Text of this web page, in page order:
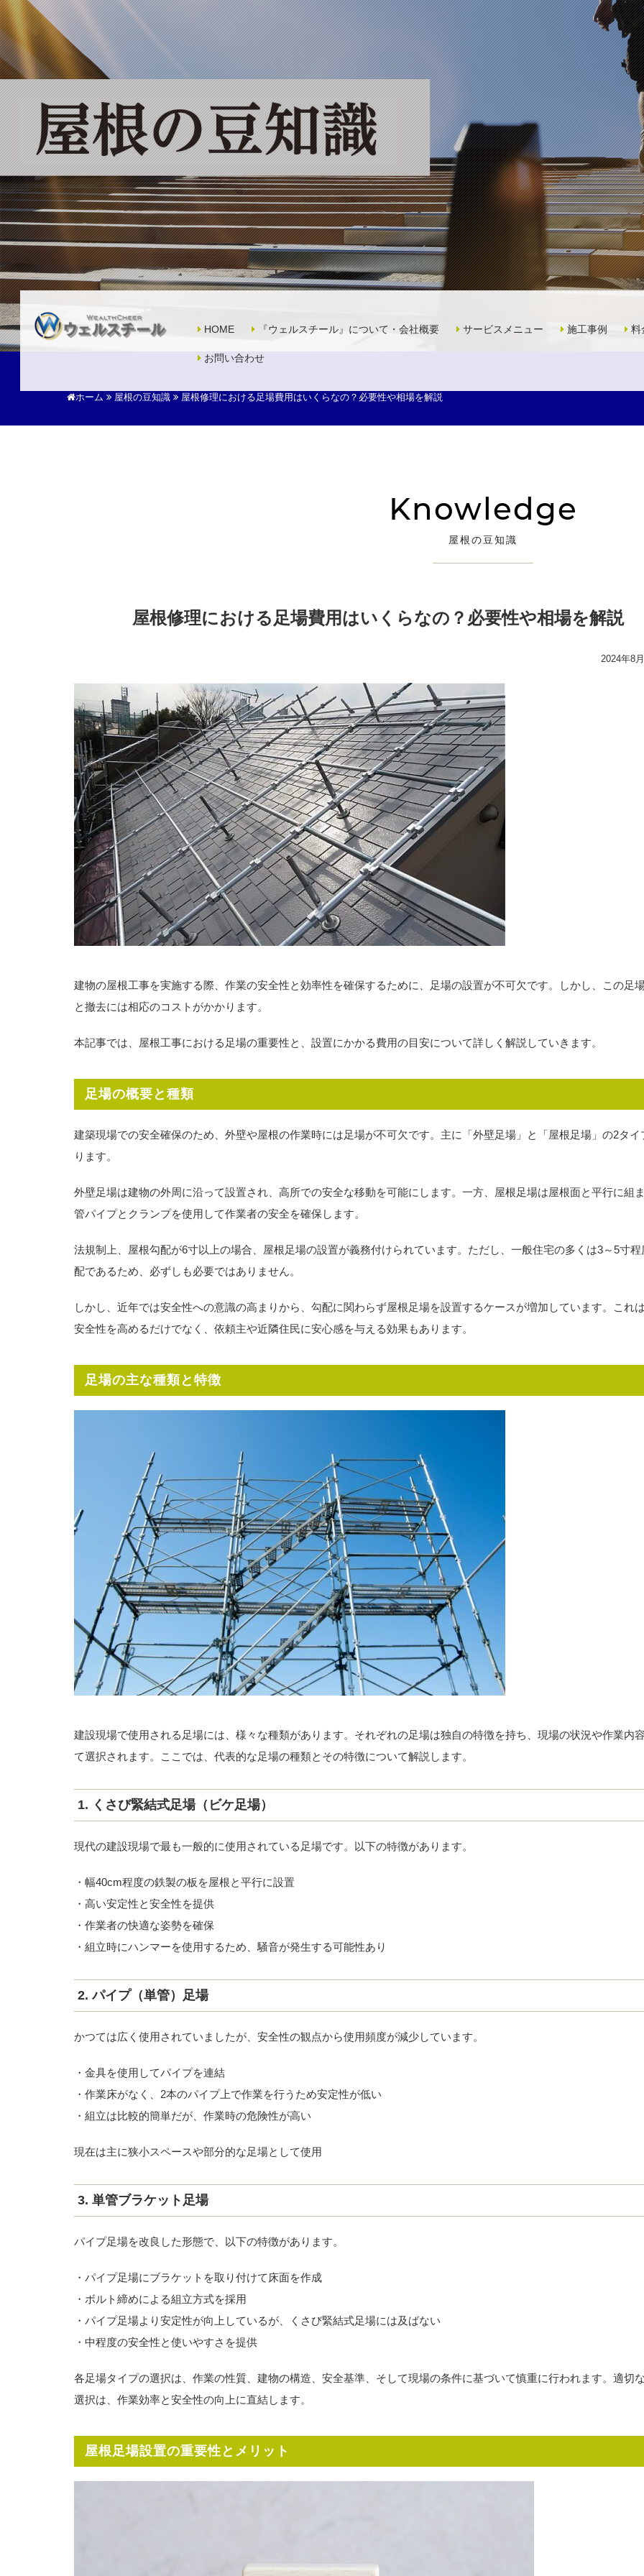
HOME 『ウェルスチール』について・会社概要 サービスメニュー 施工事例 料
お問い合わせ
ホーム 屋根の豆知識 屋根修理における足場費用はいくらなの？必要性や相場を解説
Knowledge
屋根の豆知識
屋根修理における足場費用はいくらなの？必要性や相場を解説
2024年8
建物の屋根工事を実施する際、作業の安全性と効率性を確保するために、足場の設置が不可欠です。しかし、この足
と撤去には相応のコストがかかります。
本記事では、屋根工事における足場の重要性と、設置にかかる費用の目安について詳しく解説していきます。
足場の概要と種類
建築現場での安全確保のため、外壁や屋根の作業時には足場が不可欠です。主に「外壁足場」と「屋根足場」の2タイ
ります。
外壁足場は建物の外周に沿って設置され、高所での安全な移動を可能にします。一方、屋根足場は屋根面と平行に組
管パイプとクランプを使用して作業者の安全を確保します。
法規制上、屋根勾配が6寸以上の場合、屋根足場の設置が義務付けられています。ただし、一般住宅の多くは3～5寸程
配であるため、必ずしも必要ではありません。
しかし、近年では安全性への意識の高まりから、勾配に関わらず屋根足場を設置するケースが増加しています。これ
安全性を高めるだけでなく、依頼主や近隣住民に安心感を与える効果もあります。
足場の主な種類と特徴
建設現場で使用される足場には、様々な種類があります。それぞれの足場は独自の特徴を持ち、現場の状況や作業内
て選択されます。ここでは、代表的な足場の種類とその特徴について解説します。
1. くさび緊結式足場（ビケ足場）
現代の建設現場で最も一般的に使用されている足場です。以下の特徴があります。
・幅40cm程度の鉄製の板を屋根と平行に設置
・高い安定性と安全性を提供
・作業者の快適な姿勢を確保
・組立時にハンマーを使用するため、騒音が発生する可能性あり
2. パイプ（単管）足場
かつては広く使用されていましたが、安全性の観点から使用頻度が減少しています。
・金具を使用してパイプを連結
・作業床がなく、2本のパイプ上で作業を行うため安定性が低い
・組立は比較的簡単だが、作業時の危険性が高い
現在は主に狭小スペースや部分的な足場として使用
3. 単管ブラケット足場
パイプ足場を改良した形態で、以下の特徴があります。
・パイプ足場にブラケットを取り付けて床面を作成
・ボルト締めによる組立方式を採用
・パイプ足場より安定性が向上しているが、くさび緊結式足場には及ばない
・中程度の安全性と使いやすさを提供
各足場タイプの選択は、作業の性質、建物の構造、安全基準、そして現場の条件に基づいて慎重に行われます。適切
選択は、作業効率と安全性の向上に直結します。
屋根足場設置の重要性とメリット